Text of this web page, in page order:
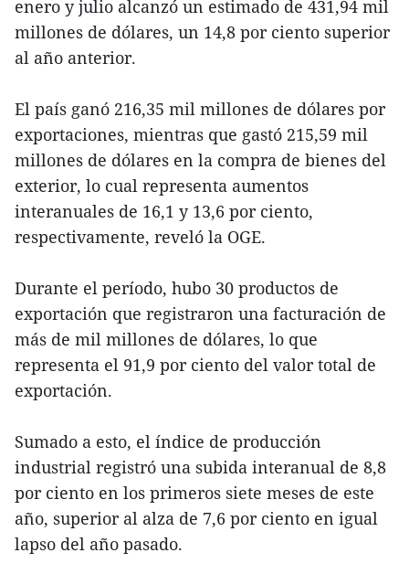
enero y julio alcanzó un estimado de 431,94 mil
millones de dólares, un 14,8 por ciento superior
al año anterior.
El país ganó 216,35 mil millones de dólares por
exportaciones, mientras que gastó 215,59 mil
millones de dólares en la compra de bienes del
exterior, lo cual representa aumentos
interanuales de 16,1 y 13,6 por ciento,
respectivamente, reveló la OGE.
Durante el período, hubo 30 productos de
exportación que registraron una facturación de
más de mil millones de dólares, lo que
representa el 91,9 por ciento del valor total de
exportación.
Sumado a esto, el índice de producción
industrial registró una subida interanual de 8,8
por ciento en los primeros siete meses de este
año, superior al alza de 7,6 por ciento en igual
lapso del año pasado.